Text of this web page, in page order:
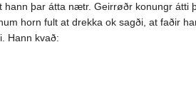
hann þar átta nætr. Geirrøðr konungr átti
horn fult at drekka ok sagði, at faðir
Hann kvað: